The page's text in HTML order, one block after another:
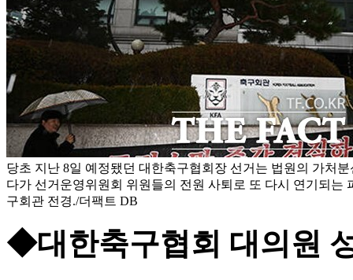
당초 지난 8일 예정됐던 대한축구협회장 선거는 법원의 가처
다가 선거운영위원회 위원들의 전원 사퇴로 또 다시 연기되는
구회관 전경./더팩트 DB
◆대한축구협회 대의원